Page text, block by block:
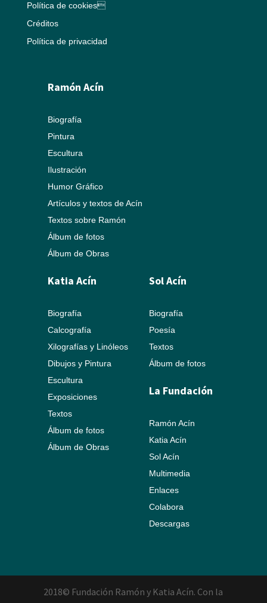
Política de cookies
Créditos
Política de privacidad
Ramón Acín
Biografía
Pintura
Escultura
Ilustración
Humor Gráfico
Artículos y textos de Acín
Textos sobre Ramón
Álbum de fotos
Álbum de Obras
Katia Acín
Biografía
Calcografía
Xilografías y Linóleos
Dibujos y Pintura
Escultura
Exposiciones
Textos
Álbum de fotos
Álbum de Obras
Sol Acín
Biografía
Poesía
Textos
Álbum de fotos
La Fundación
Ramón Acín
Katia Acín
Sol Acín
Multimedia
Enlaces
Colabora
Descargas
2018© Fundación Ramón y Katia Acín. Con la